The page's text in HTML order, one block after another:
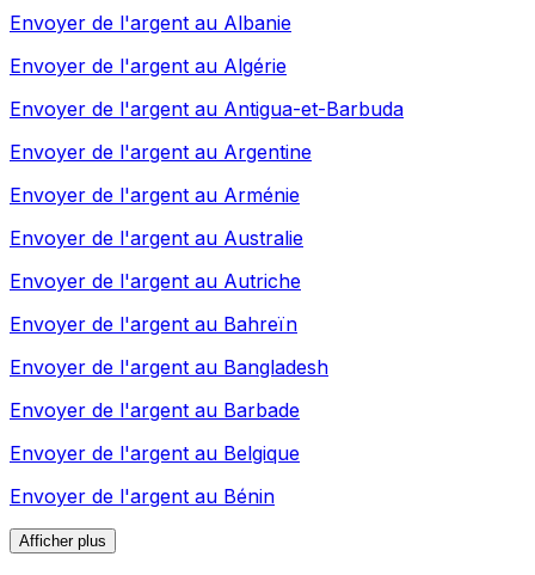
Envoyer de l'argent au Albanie
Envoyer de l'argent au Algérie
Envoyer de l'argent au Antigua-et-Barbuda
Envoyer de l'argent au Argentine
Envoyer de l'argent au Arménie
Envoyer de l'argent au Australie
Envoyer de l'argent au Autriche
Envoyer de l'argent au Bahreïn
Envoyer de l'argent au Bangladesh
Envoyer de l'argent au Barbade
Envoyer de l'argent au Belgique
Envoyer de l'argent au Bénin
Afficher plus